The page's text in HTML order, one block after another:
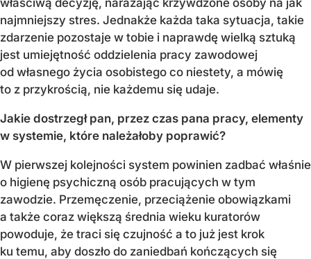
najmniejszy stres. Jednakże każda taka sytuacja, takie
zdarzenie pozostaje w tobie i naprawdę wielką sztuką
jest umiejętność oddzielenia pracy zawodowej
od własnego życia osobistego co niestety, a mówię
to z przykrością, nie każdemu się udaje.
Jakie dostrzegł pan, przez czas pana pracy, elementy
w systemie, które należałoby poprawić?
W pierwszej kolejności system powinien zadbać właśnie
o higienę psychiczną osób pracujących w tym
zawodzie. Przemęczenie, przeciążenie obowiązkami
a także coraz większą średnia wieku kuratorów
powoduje, że traci się czujność a to już jest krok
ku temu, aby doszło do zaniedbań kończących się